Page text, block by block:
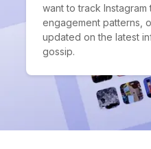
want to track Instagram
engagement patterns,
updated on the latest
gossip.